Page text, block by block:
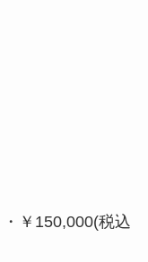
￥150,000(税込